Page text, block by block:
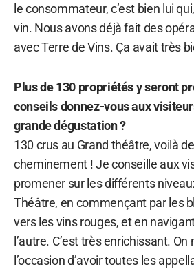
le consommateur, c’est bien lui
vin. Nous avons déjà fait des
avec Terre de Vins. Ça avait très
Plus de 130 propriétés y seront
conseils donnez-vous aux
grande dégustation ?
130 crus au Grand théâtre, voilà
cheminement ! Je conseille aux
promener sur les différents
Théâtre, en commençant par les
vers les vins rouges, et en
l’autre. C’est très enrichissant. On
l’occasion d’avoir toutes les